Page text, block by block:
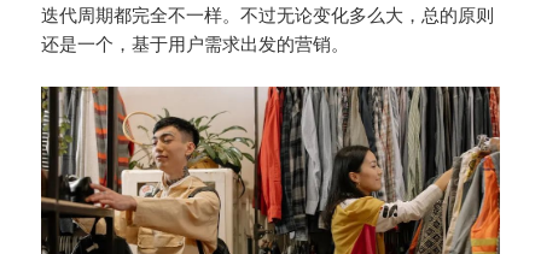
迭代周期都完全不一样。不过无论变化多么大，总的原则
还是一个，基于用户需求出发的营销。